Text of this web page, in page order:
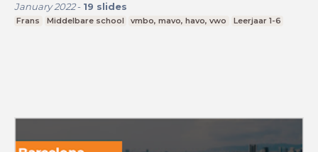
January 2022- 19 slides
Frans Middelbare school vmbo, mavo, havo, vwo Leerjaar 1-6